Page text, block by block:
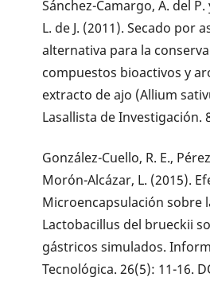
Sánchez-Camargo, A. del
L. de J. (2011). Secado por
alternativa para la
compuestos bioactivos y
extracto de ajo (Allium
Lasallista de Investigación.
González-Cuello, R. E.,
Morón-Alcázar, L. (2015).
Microencapsulación sobre
Lactobacillus del brueckii
gástricos simulados.
Tecnológica. 26(5): 11-16.